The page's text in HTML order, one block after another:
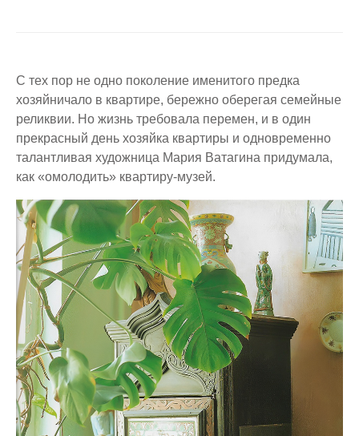
С тех пор не одно поколение именитого предка
хозяйничало в квартире, бережно оберегая семейные
реликвии. Но жизнь требовала перемен, и в один
прекрасный день хозяйка квартиры и одновременно
талантливая художница Мария Ватагина придумала,
как «омолодить» квартиру-музей.